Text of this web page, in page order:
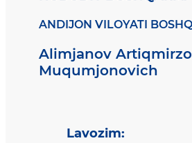
ANDIJON VILOYATI
Alimjanov Artiqmirzo
Muqumjonovich
Lavozim: